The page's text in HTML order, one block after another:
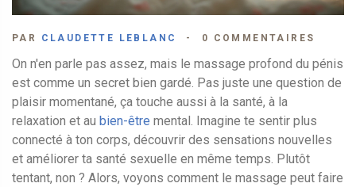
PAR CLAUDETTE LEBLANC 0 COMMENTAIRES
On n'en parle pas assez, mais le massage profond du pénis
est comme un secret bien gardé. Pas juste une question de
plaisir momentané, ça touche aussi à la santé, à la
relaxation et au bien-être mental. Imagine te sentir plus
connecté à ton corps, découvrir des sensations nouvelles
et améliorer ta santé sexuelle en même temps. Plutôt
tentant, non ? Alors, voyons comment le massage peut faire